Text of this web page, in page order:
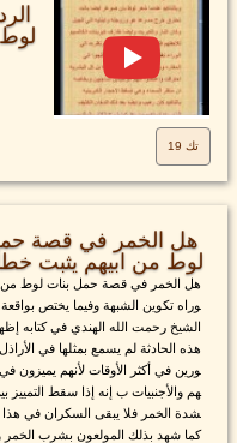
لوط
تك 19
هل الخمر في قصة
لوط من ابيهم يثبت خطأ
هل الخمر في قصة حمل بنات لوط من
وراه تكوين الشبهة وفيما يختص
الشيخ رحمت الله الهندي في كتابه
هذه الحادثة لم يسمع بمثلها في
ورين في أكثر الأوقات لأنهم يميزون
هم والأجنبيات ب إنه إذا سقط التمييز
شدة الخمر فلا يبقى السكران في هذا
كما شهد بذلك المولعون بشرب الخمر